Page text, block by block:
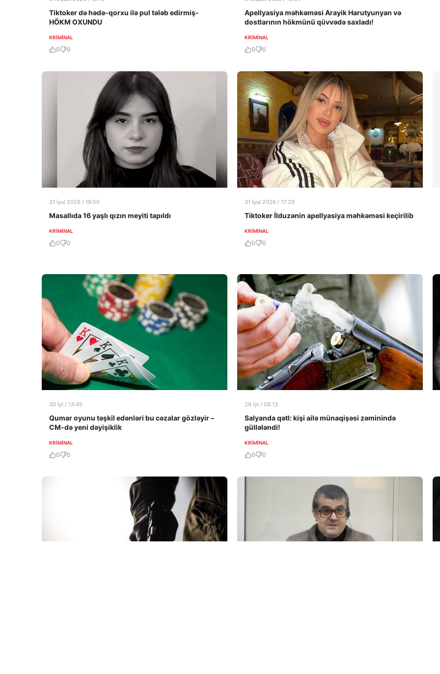
Tiktoker də hədə-qorxu ilə pul tələb edirmiş-
HÖKM OXUNDU
KRIMINAL
0 0
Apellyasiya məhkəməsi Arayik Harutyunyan və
dostlarının hökmünü qüvvədə saxladı!
KRIMINAL
0 0
31 İyul 2026 / 19:50
Masallıda 16 yaşlı qızın meyiti tapıldı
KRIMINAL
0 0
31 İyul 2026 / 17:29
Tiktoker İlduzənin apellyasiya məhkəməsi keçirilib
KRIMINAL
0 0
30 İyl / 13:45
Qumar oyunu təşkil edənləri bu cəzalar gözləyir –
CM-də yeni dəyişiklik
KRIMINAL
0 0
29 İyl / 08:13
Salyanda qətl: kişi ailə münaqişəsi zəminində
güllələndi!
KRIMINAL
0 0